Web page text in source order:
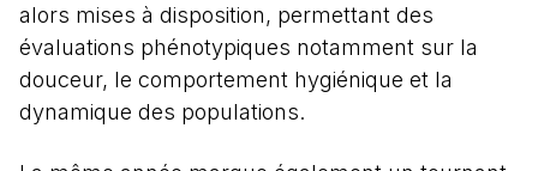
alors mises à disposition, permettant des
évaluations phénotypiques notamment sur la
douceur, le comportement hygiénique et la
dynamique des populations.